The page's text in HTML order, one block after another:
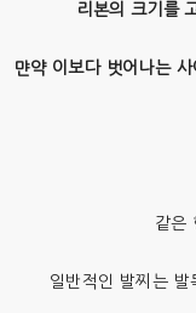
리본의 크기를
먄약 이보다 벗어나는
같은
일반적인 발찌는 발